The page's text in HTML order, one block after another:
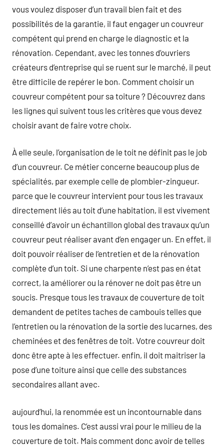
vous voulez disposer d’un travail bien fait et des
possibilités de la garantie, il faut engager un couvreur
compétent qui prend en charge le diagnostic et la
rénovation. Cependant, avec les tonnes d’ouvriers
créateurs d’entreprise qui se ruent sur le marché, il peut
être difficile de repérer le bon. Comment choisir un
couvreur compétent pour sa toiture ? Découvrez dans
les lignes qui suivent tous les critères que vous devez
choisir avant de faire votre choix.
À elle seule, l’organisation de le toit ne définit pas le job
d’un couvreur. Ce métier concerne beaucoup plus de
spécialités, par exemple celle de plombier-zingueur.
parce que le couvreur intervient pour tous les travaux
directement liés au toit d’une habitation, il est vivement
conseillé d’avoir un échantillon global des travaux qu’un
couvreur peut réaliser avant d’en engager un. En effet, il
doit pouvoir réaliser de l’entretien et de la rénovation
complète d’un toit. Si une charpente n’est pas en état
correct, la améliorer ou la rénover ne doit pas être un
soucis. Presque tous les travaux de couverture de toit
demandent de petites taches de cambouis telles que
l’entretien ou la rénovation de la sortie des lucarnes, des
cheminées et des fenêtres de toit. Votre couvreur doit
donc être apte à les effectuer. enfin, il doit maitriser la
pose d’une toiture ainsi que celle des substances
secondaires allant avec.
aujourd’hui, la renommée est un incontournable dans
tous les domaines. C’est aussi vrai pour le milieu de la
couverture de toit. Mais comment donc avoir de telles